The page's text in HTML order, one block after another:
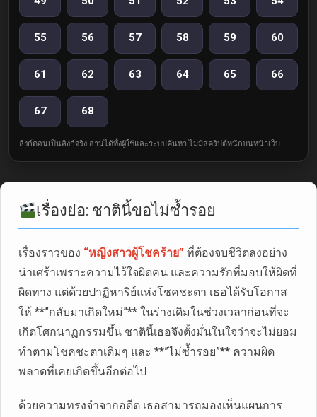
55 56 57 58 59 60
61 62 63 64 65 66
67 68
ลิงก์ตอนเป็นลิงก์จริง อ่านได้ทั้งผู้ใช้และระบบค้นหา ไม่มีสคริปต์หนักบนหน้าเว็บ
เรื่องย่อ: ชาตินี้ขอไม่ซ้ำรอย
เรื่องราวของ “หญิงสาวผู้โชคร้าย” ที่ต้องจบชีวิตลงอย่าง
น่าเศร้าเพราะความไว้ใจผิดคน และความรักที่มอบให้ผิดที่
ผิดทาง แต่ด้วยปาฏิหาริย์แห่งโชคชะตา เธอได้รับโอกาส
ให้ **”กลับมาเกิดใหม่”** ในร่างเดิมในช่วงเวลาก่อนที่จะ
เกิดโศกนาฏกรรมขึ้น ชาตินี้เธอจึงตั้งมั่นในใจว่าจะไม่ยอม
ทำตามโชคชะตาเดิมๆ และ **”ไม่ซ้ำรอย”** ความผิด
พลาดที่เคยเกิดขึ้นอีกต่อไป
ด้วยความทรงจำจากอดีต เธอสามารถมองเห็นแผนการ